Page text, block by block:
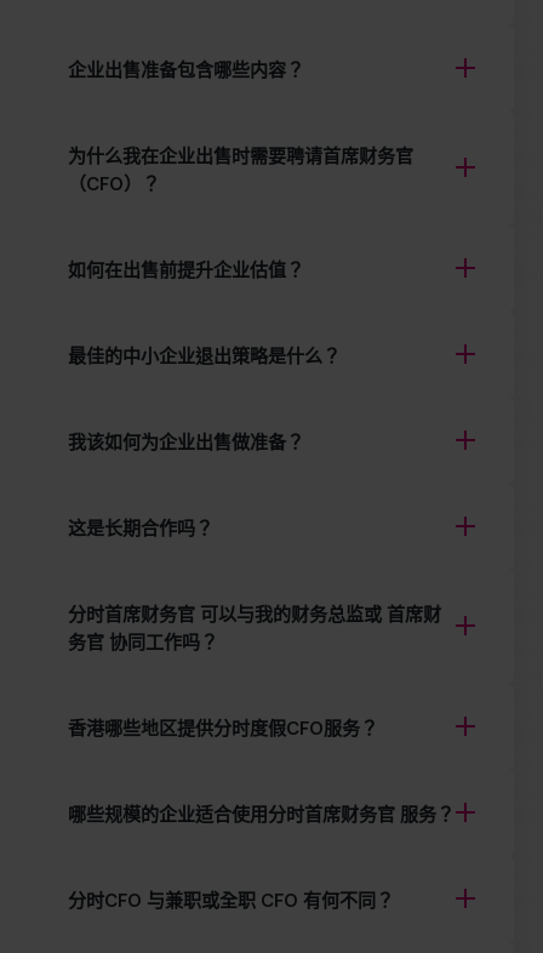
企业出售准备包含哪些内容？
为什么我在企业出售时需要聘请首席财务官
（CFO）？
如何在出售前提升企业估值？
最佳的中小企业退出策略是什么？
我该如何为企业出售做准备？
这是长期合作吗？
分时首席财务官 可以与我的财务总监或 首席财
务官 协同工作吗？
香港哪些地区提供分时度假CFO服务？
哪些规模的企业适合使用分时首席财务官 服务？
分时CFO 与兼职或全职 CFO 有何不同？